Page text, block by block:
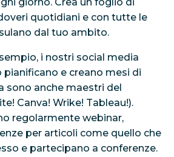
giorno. Crea un foglio di
quotidiani e con tutte le
dal tuo ambito.
i nostri social media
pianificano e creano mesi di
sono anche maestri del
Canva! Wrike! Tableau!).
regolarmente webinar,
per articoli come quello che
e partecipano a conferenze.